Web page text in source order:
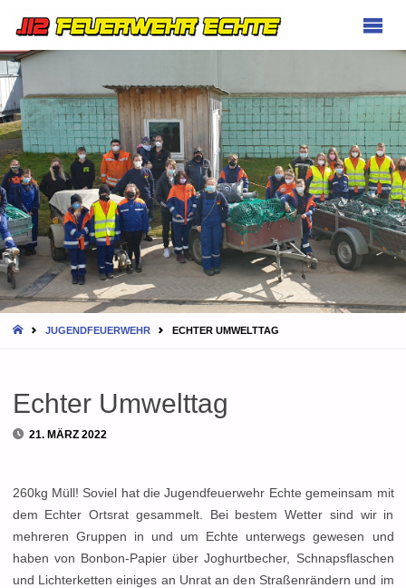
HOMEJUGENDFEUERWEHR ECHTER UMWELTTAG
Echter Umwelttag
21. MÄRZ 2022
260kg Müll! Soviel hat die Jugendfeuerwehr Echte gemeinsam mit
dem Echter Ortsrat gesammelt. Bei bestem Wetter sind wir in
mehreren Gruppen in und um Echte unterwegs gewesen und
haben von Bonbon-Papier über Joghurtbecher, Schnapsflaschen
und Lichterketten einiges an Unrat an den Straßenrändern und im